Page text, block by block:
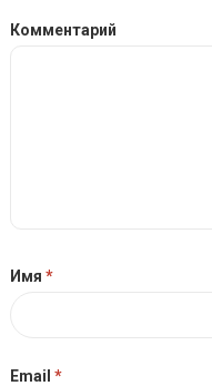
Комментарий
Имя *
Email *